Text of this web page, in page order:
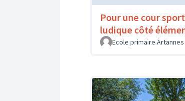
Pour une cour
ludique côté
Ecole primaire Artannes